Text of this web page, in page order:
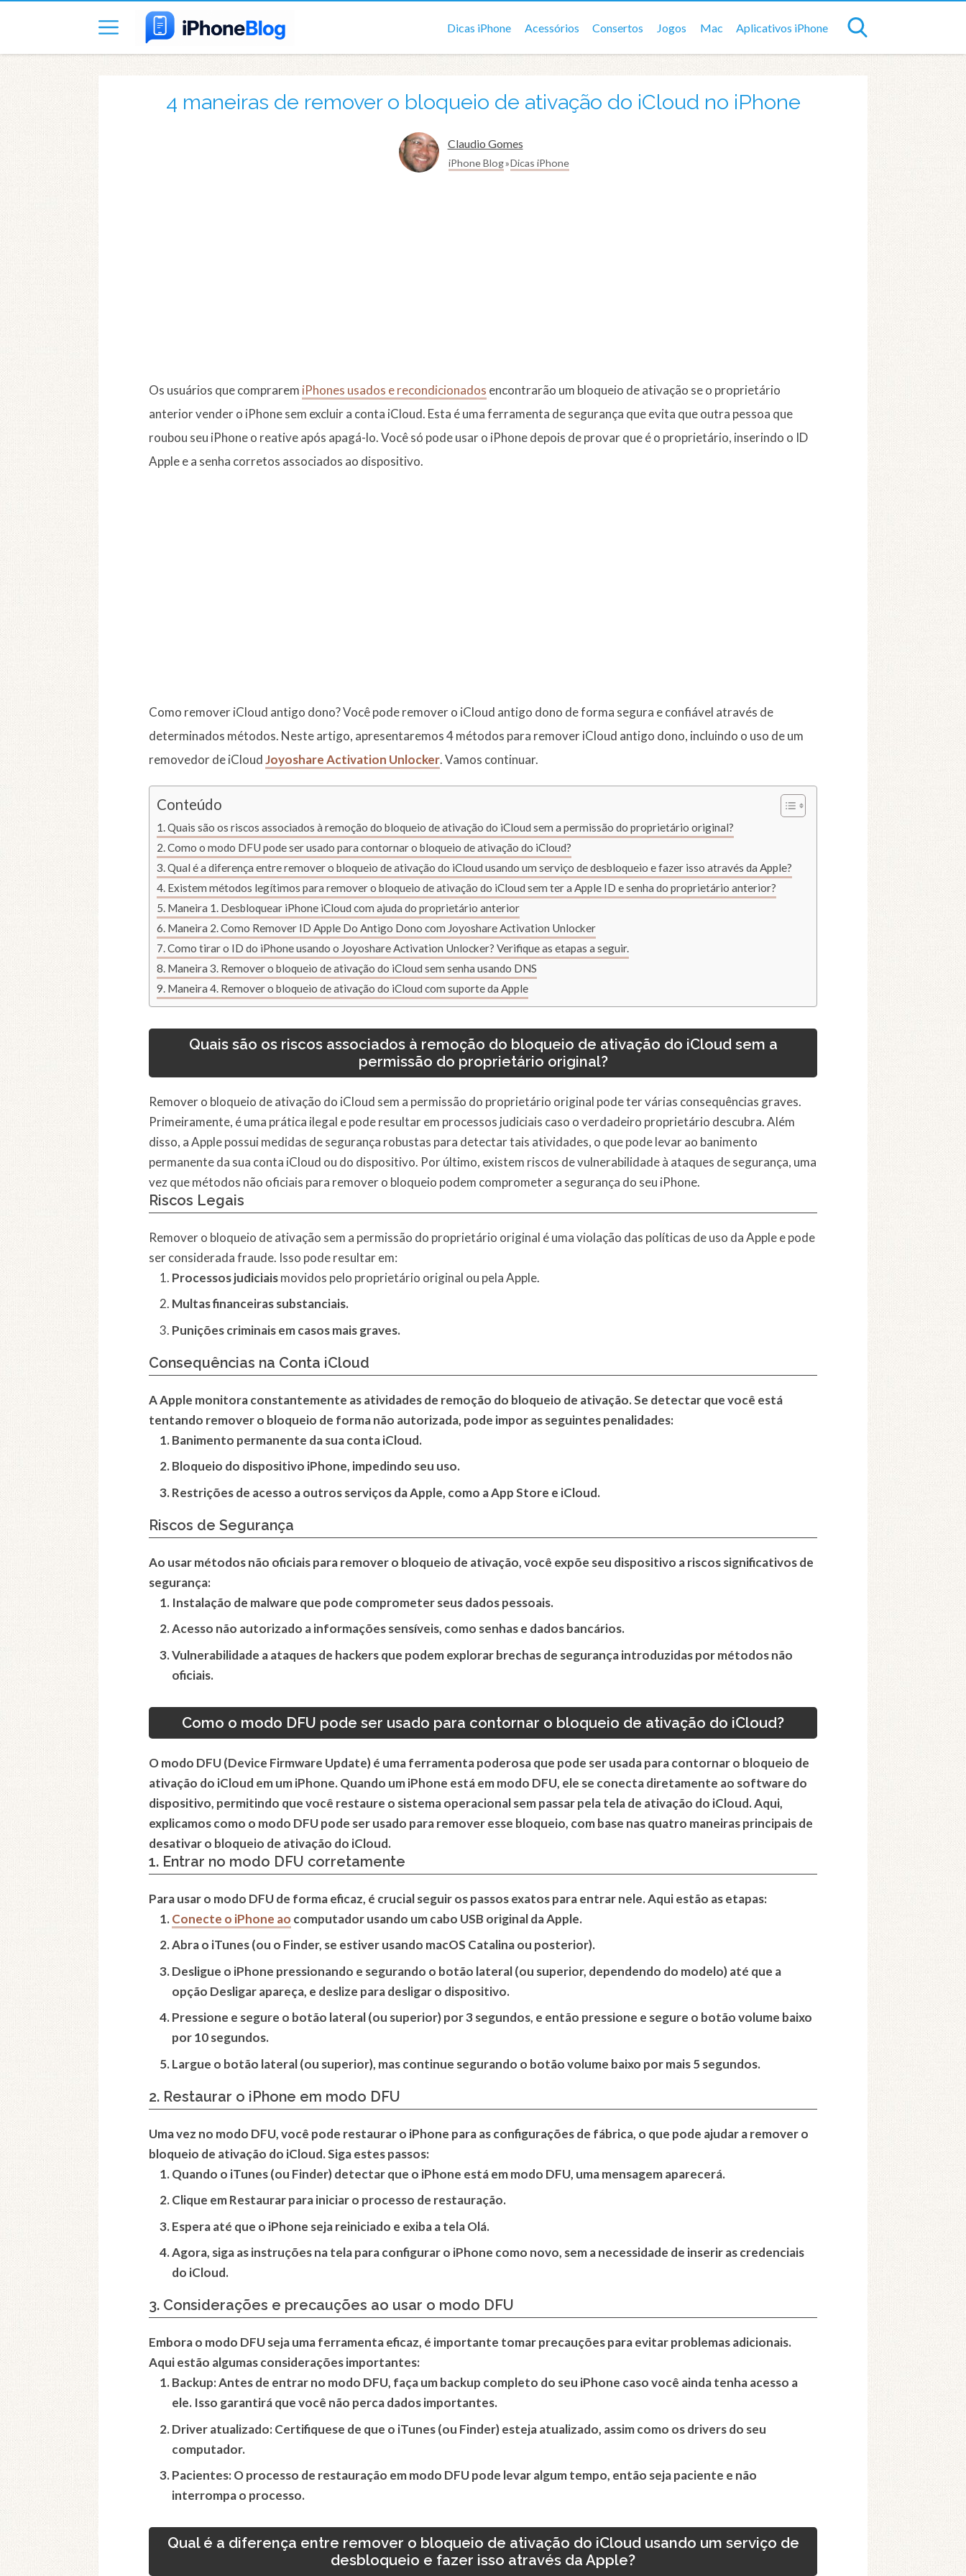
Dicas iPhone Acessórios Consertos Jogos Mac Aplicativos iPhone
4 maneiras de remover o bloqueio de ativação do iCloud no iPhone
Claudio Gomes
iPhone Blog Dicas iPhone
Os usuários que comprarem iPhones usados ​​e recondicionados encontrarão um bloqueio de ativação se o proprietário
anterior vender o iPhone sem excluir a conta iCloud. Esta é uma ferramenta de segurança que evita que outra pessoa que
roubou seu iPhone o reative após apagá-lo. Você só pode usar o iPhone depois de provar que é o proprietário, inserindo o ID
Apple e a senha corretos associados ao dispositivo.
Como remover iCloud antigo dono? Você pode remover o iCloud antigo dono de forma segura e confiável através de
determinados métodos. Neste artigo, apresentaremos 4 métodos para remover iCloud antigo dono, incluindo o uso de um
removedor de iCloudJoyoshare Activation Unlocker. Vamos continuar.
Conteúdo
Quais são os riscos associados à remoção do bloqueio de ativação do iCloud sem a permissão do proprietário original?
Como o modo DFU pode ser usado para contornar o bloqueio de ativação do iCloud?
Qual é a diferença entre remover o bloqueio de ativação do iCloud usando um serviço de desbloqueio e fazer isso através da Apple?
Existem métodos legítimos para remover o bloqueio de ativação do iCloud sem ter a Apple ID e senha do proprietário anterior?
Maneira 1. Desbloquear iPhone iCloud com ajuda do proprietário anterior
Maneira 2. Como Remover ID Apple Do Antigo Dono com Joyoshare Activation Unlocker
Como tirar o ID do iPhone usando o Joyoshare Activation Unlocker? Verifique as etapas a seguir.
Maneira 3. Remover o bloqueio de ativação do iCloud sem senha usando DNS
Maneira 4. Remover o bloqueio de ativação do iCloud com suporte da Apple
Quais são os riscos associados à remoção do bloqueio de ativação do iCloud sem a
permissão do proprietário original?
Remover o bloqueio de ativação do iCloud sem a permissão do proprietário original pode ter várias consequências graves.
Primeiramente, é uma prática ilegal e pode resultar em processos judiciais caso o verdadeiro proprietário descubra. Além
disso, a Apple possui medidas de segurança robustas para detectar tais atividades, o que pode levar ao banimento
permanente da sua conta iCloud ou do dispositivo. Por último, existem riscos de vulnerabilidade à ataques de segurança, uma
vez que métodos não oficiais para remover o bloqueio podem comprometer a segurança do seu iPhone.
Riscos Legais
Remover o bloqueio de ativação sem a permissão do proprietário original é uma violação das políticas de uso da Apple e pode
ser considerada fraude. Isso pode resultar em:
Processos judiciaismovidos pelo proprietário original ou pela Apple.
Multas financeiras substanciais.
Punições criminais em casos mais graves.
Consequências na Conta iCloud
A Apple monitora constantemente as atividades de remoção do bloqueio de ativação. Se detectar que você está
tentando remover o bloqueio de forma não autorizada, pode impor as seguintes penalidades:
Banimento permanente da sua conta iCloud.
Bloqueio do dispositivo iPhone, impedindo seu uso.
Restrições de acesso a outros serviços da Apple, como a App Store e iCloud.
Riscos de Segurança
Ao usar métodos não oficiais para remover o bloqueio de ativação, você expõe seu dispositivo a riscos significativos de
segurança:
Instalação de malware que pode comprometer seus dados pessoais.
Acesso não autorizado a informações sensíveis, como senhas e dados bancários.
Vulnerabilidade a ataques de hackers que podem explorar brechas de segurança introduzidas por métodos não
oficiais.
Como o modo DFU pode ser usado para contornar o bloqueio de ativação do iCloud?
O modo DFU (Device Firmware Update) é uma ferramenta poderosa que pode ser usada para contornar o bloqueio de
ativação do iCloud em um iPhone. Quando um iPhone está em modo DFU, ele se conecta diretamente ao software do
dispositivo, permitindo que você restaure o sistema operacional sem passar pela tela de ativação do iCloud. Aqui,
explicamos como o modo DFU pode ser usado para remover esse bloqueio, com base nas quatro maneiras principais de
desativar o bloqueio de ativação do iCloud.
1. Entrar no modo DFU corretamente
Para usar o modo DFU de forma eficaz, é crucial seguir os passos exatos para entrar nele. Aqui estão as etapas:
Conecte o iPhone ao computador usando um cabo USB original da Apple.
Abra o iTunes (ou o Finder, se estiver usando macOS Catalina ou posterior).
Desligue o iPhone pressionando e segurando o botão lateral (ou superior, dependendo do modelo) até que a
opção Desligar apareça, e deslize para desligar o dispositivo.
Pressione e segure o botão lateral (ou superior) por 3 segundos, e então pressione e segure o botão volume baixo
por 10 segundos.
Largue o botão lateral (ou superior), mas continue segurando o botão volume baixo por mais 5 segundos.
2. Restaurar o iPhone em modo DFU
Uma vez no modo DFU, você pode restaurar o iPhone para as configurações de fábrica, o que pode ajudar a remover o
bloqueio de ativação do iCloud. Siga estes passos:
Quando o iTunes (ou Finder) detectar que o iPhone está em modo DFU, uma mensagem aparecerá.
Clique em Restaurar para iniciar o processo de restauração.
Espera até que o iPhone seja reiniciado e exiba a tela Olá.
Agora, siga as instruções na tela para configurar o iPhone como novo, sem a necessidade de inserir as credenciais
do iCloud.
3. Considerações e precauções ao usar o modo DFU
Embora o modo DFU seja uma ferramenta eficaz, é importante tomar precauções para evitar problemas adicionais.
Aqui estão algumas considerações importantes:
Backup: Antes de entrar no modo DFU, faça um backup completo do seu iPhone caso você ainda tenha acesso a
ele. Isso garantirá que você não perca dados importantes.
Driver atualizado: Certifiquese de que o iTunes (ou Finder) esteja atualizado, assim como os drivers do seu
computador.
Pacientes: O processo de restauração em modo DFU pode levar algum tempo, então seja paciente e não
interrompa o processo.
Qual é a diferença entre remover o bloqueio de ativação do iCloud usando um serviço de
desbloqueio e fazer isso através da Apple?